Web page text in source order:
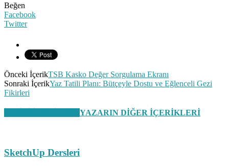
Beğen
Facebook
Twitter
Önceki İçerikTSB Kasko Değer Sorgulama Ekranı
Sonraki İçerikYaz Tatili Planı: Bütçeyle Dostu ve Eğlenceli Gezi
Fikirleri
YAZARIN DİĞER İÇERİKLERİ
SketchUp Dersleri